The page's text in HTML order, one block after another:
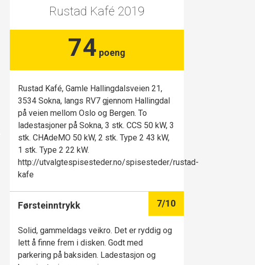
Rustad Kafé 2019
74 poeng
Rustad Kafé, Gamle Hallingdalsveien 21,
3534 Sokna, langs RV7 gjennom Hallingdal
på veien mellom Oslo og Bergen. To
ladestasjoner på Sokna, 3 stk. CCS 50 kW, 3
stk. CHAdeMO 50 kW, 2 stk. Type 2 43 kW,
1 stk. Type 2 22 kW.
http://utvalgtespisesteder.no/spisesteder/rustad-
kafe
Førsteinntrykk 7/10
Solid, gammeldags veikro. Det er ryddig og
lett å finne frem i disken. Godt med
parkering på baksiden. Ladestasjon og